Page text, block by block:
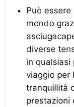
Può
mondo
diverse
in qualsiasi
viaggio per
tranquillità
prestazioni